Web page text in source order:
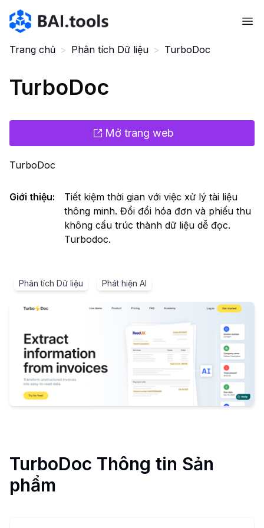
Bai.tools
Trang chủ > Phân tích Dữ liệu > TurboDoc
TurboDoc
Mở trang web
TurboDoc
Giới thiệu:
Tiết kiệm thời gian với việc xử lý tài liệu
thông minh. Đổi đổi hóa đơn và phiếu thu
không cấu trúc thành dữ liệu dễ đọc.
Turbodoc.
Phân tích Dữ liệu Phát hiện AI
TurboDoc Thông tin Sản
phẩm